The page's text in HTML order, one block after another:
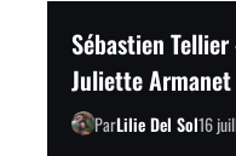
Sébastien
Juliette Armanet
ParLilie Del Sol16